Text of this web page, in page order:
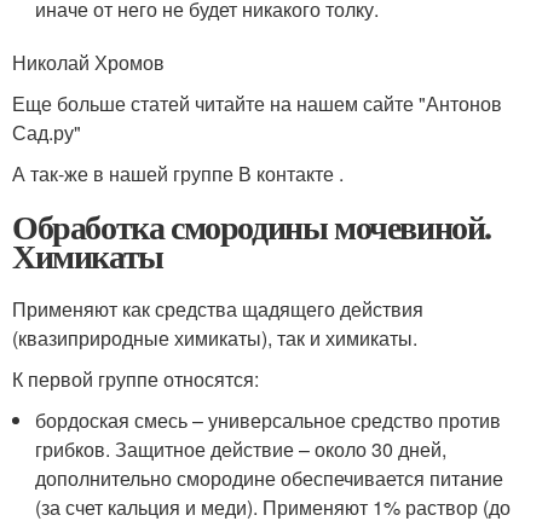
иначе от него не будет никакого толку.
Николай Хромов
Еще больше статей читайте на нашем сайте "Антонов
Сад.ру"
А так-же в нашей группе В контакте .
Обработка смородины мочевиной.
Химикаты
Применяют как средства щадящего действия
(квазиприродные химикаты), так и химикаты.
К первой группе относятся:
бордоская смесь – универсальное средство против
грибков. Защитное действие – около 30 дней,
дополнительно смородине обеспечивается питание
(за счет кальция и меди). Применяют 1% раствор (до